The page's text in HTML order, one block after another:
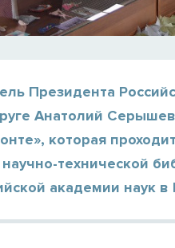
Президента
Анатолий
которая
технической
академии наук в